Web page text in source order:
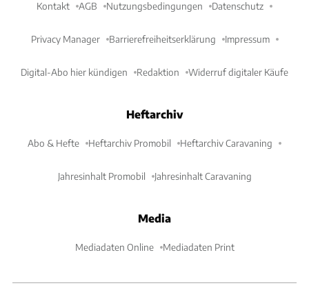
Kontakt AGB Nutzungsbedingungen Datenschutz
Privacy Manager Barrierefreiheitserklärung Impressum
Digital-Abo hier kündigen Redaktion Widerruf digitaler Käufe
Heftarchiv
Abo & Hefte Heftarchiv Promobil Heftarchiv Caravaning
Jahresinhalt Promobil Jahresinhalt Caravaning
Media
Mediadaten Online Mediadaten Print